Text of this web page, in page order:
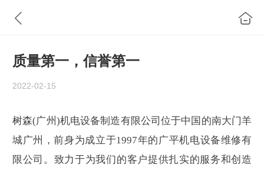
质量第一，信誉第一
2022-02-15
树森(广州)机电设备制造有限公司位于中国的南大门羊
城广州，前身为成立于1997年的广平机电设备维修有
限公司。致力于为我们的客户提供扎实的服务和创造